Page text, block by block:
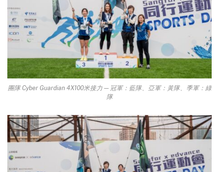
團隊 Cyber Guardian 4X100米接力 ─ 冠軍：藍隊、亞軍：黃隊、季軍：綠
隊